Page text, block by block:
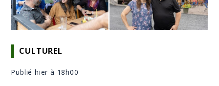
CULTUREL
Publié hier à 18h00